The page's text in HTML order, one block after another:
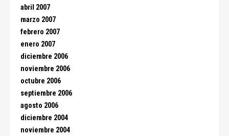
abril 2007
marzo 2007
febrero 2007
enero 2007
diciembre 2006
noviembre 2006
octubre 2006
septiembre 2006
agosto 2006
diciembre 2004
noviembre 2004